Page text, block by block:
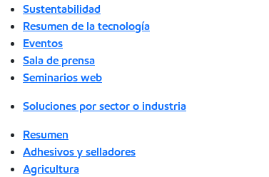
Sustentabilidad
Resumen de la tecnología
Eventos
Sala de prensa
Seminarios web
Soluciones por sector o industria
Resumen
Adhesivos y selladores
Agricultura